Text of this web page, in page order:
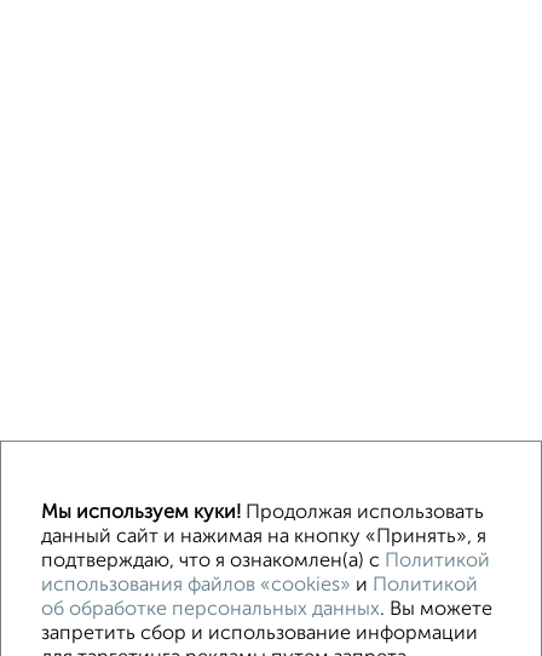
Однокомнатные Двухкомнатные
Без посредников
На длительный срок На сутки Без мебели
Контакты
Политика конфиденциальности
Пользовательское соглашение
Волгоград, улица Огарёва 15
© 2015–2026
Сайт-доска объявлений недвижимости
Мы используем куки!Продолжая использовать
данный сайт и нажимая на кнопку «Принять», я
подтверждаю, что я ознакомлен(а) с Политикой
использования файлов «cookies» и Политикой
об обработке персональных данных. Вы можете
запретить сбор и использование информации